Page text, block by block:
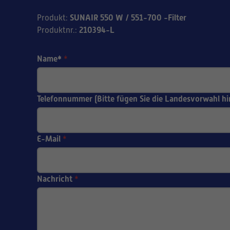
Produkt: SUNAIR 550 W / 551-700 -Filter
Produktnr.: 210394-L
Name* *
Telefonnummer (Bitte fügen Sie die Landesvorwahl
E-Mail *
Nachricht *